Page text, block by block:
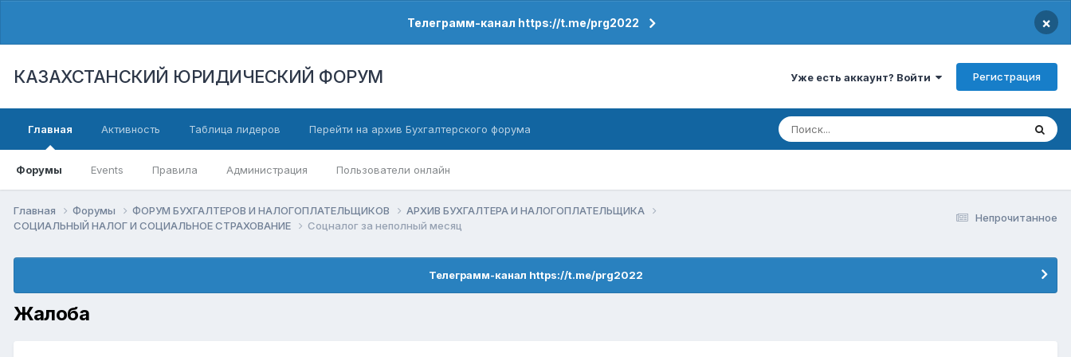
Телеграмм-канал https://t.me/prg2022 ×
КАЗАХСТАНСКИЙ ЮРИДИЧЕСКИЙ ФОРУМ Уже есть аккаунт? Войти Регистрация
Главная
Форумы Events Правила Администрация Пользователи онлайн
Активность Таблица лидеров Перейти на архив Бухгалтерского форума
Непрочитанное
Главная Форумы ФОРУМ БУХГАЛТЕРОВ И НАЛОГОПЛАТЕЛЬЩИКОВ
АРХИВ БУХГАЛТЕРА И НАЛОГОПЛАТЕЛЬЩИКА
СОЦИАЛЬНЫЙ НАЛОГ И СОЦИАЛЬНОЕ СТРАХОВАНИЕ
Соцналог за неполный месяц
Телеграмм-канал https://t.me/prg2022
Жалоба